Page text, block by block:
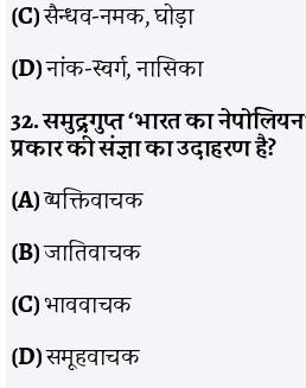
(C)सैन्धव-नमक, घोड़ा
(D)नांक-स्वर्ग, नासिका
32. समुद्रगुप्त ‘भारत का
प्रकार की संज्ञा का उदाहरण है?
(A)व्यक्तिवाचक
(B)जातिवाचक
(C)भाववाचक
(D)समूहवाचक